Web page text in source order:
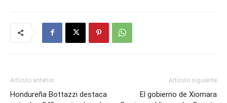
Artículo anterior
Hondureña Bottazzi destaca
Artículo siguiente
El gobierno de Xiomara